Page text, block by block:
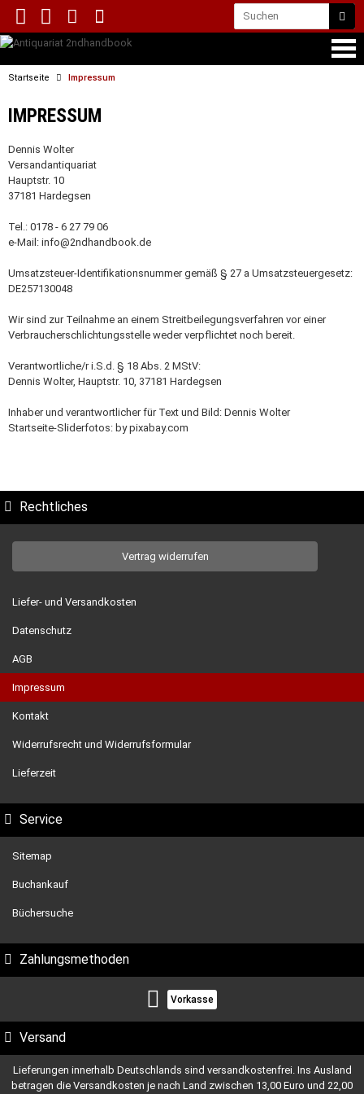
Startseite Impressum
IMPRESSUM
Dennis Wolter
Versandantiquariat
Hauptstr. 10
37181 Hardegsen
Tel.: 0178 - 6 27 79 06
e-Mail: info@2ndhandbook.de
Umsatzsteuer-Identifikationsnummer gemäß § 27 a Umsatzsteuergesetz:
DE257130048
Wir sind zur Teilnahme an einem Streitbeilegungsverfahren vor einer
Verbraucherschlichtungsstelle weder verpflichtet noch bereit.
Verantwortliche/r i.S.d. § 18 Abs. 2 MStV:
Dennis Wolter, Hauptstr. 10, 37181 Hardegsen
Inhaber und verantwortlicher für Text und Bild: Dennis Wolter
Startseite-Sliderfotos: by pixabay.com
Rechtliches
Vertrag widerrufen
Liefer- und Versandkosten
Datenschutz
AGB
Impressum
Kontakt
Widerrufsrecht und Widerrufsformular
Lieferzeit
Service
Sitemap
Buchankauf
Büchersuche
Zahlungsmethoden
Vorkasse
Versand
Lieferungen innerhalb Deutschlands sind versandkostenfrei. Ins Ausland
betragen die Versandkosten je nach Land zwischen 13,00 Euro und 22,00